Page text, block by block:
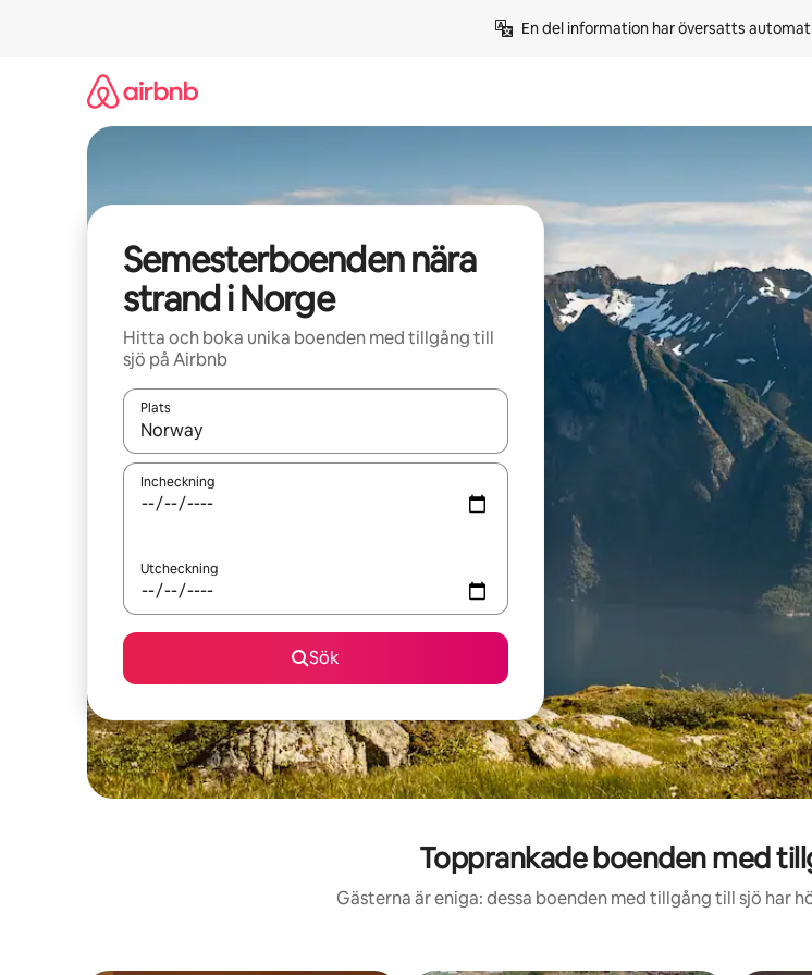
En del information har översatts
Semesterboenden nära
strand i Norge
Hitta och boka unika boenden med tillgång till
sjö på Airbnb
Plats
När resultaten är tillgängliga kan du navigera med upp- och nedåtpilarna eller utforska genom
Incheckning
Utcheckning
Sök
Topprankade boenden med
Gästerna är eniga: dessa boenden med tillgång till sjö har